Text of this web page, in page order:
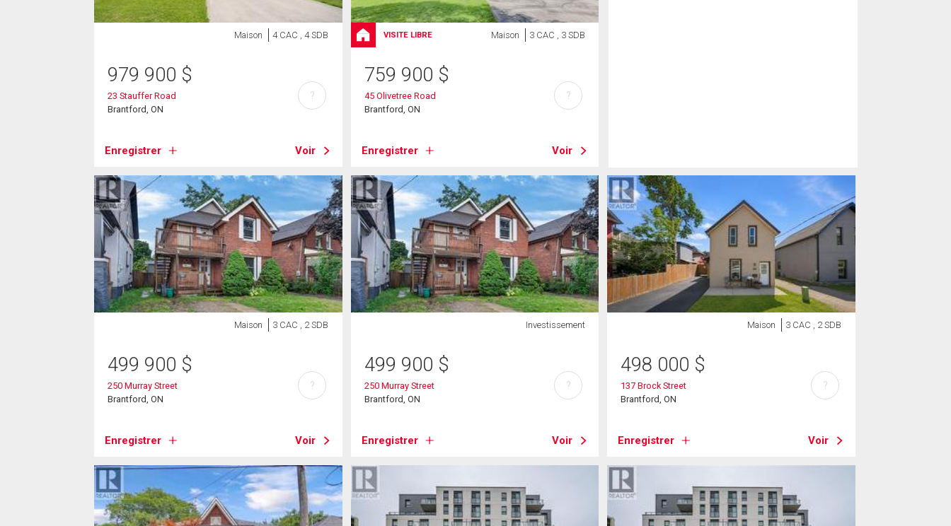
Maison 4 CAC , 4 SDB
979 900 $
23 Stauffer Road
Brantford, ON
Enregistrer Voir
?
VISITE LIBRE Maison 3 CAC , 3 SDB
759 900 $
45 Olivetree Road
Brantford, ON
Enregistrer Voir
?
Maison 3 CAC , 2 SDB
499 900 $
250 Murray Street
Brantford, ON
Enregistrer Voir
?
Investissement
499 900 $
250 Murray Street
Brantford, ON
Enregistrer Voir
?
Maison 3 CAC , 2 SDB
498 000 $
137 Brock Street
Brantford, ON
Enregistrer Voir
?